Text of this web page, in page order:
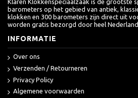
Klaren Klokkenspeciaalzaak is de grootste
barometers op het gebied van antiek,
klokken en 300 barometers zijn direct uit
worden gratis bezorgd door heel
INFORMATIE
Over ons
Verzenden / Retourneren
Privacy Policy
Algemene voorwaarden